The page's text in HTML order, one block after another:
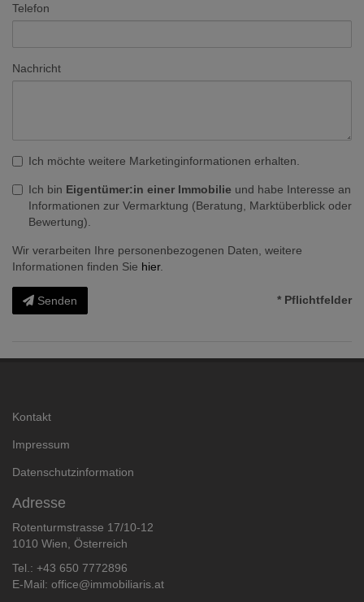
Telefon
Nachricht
Ich möchte weitere Marketinginformationen erhalten.
Ich bin Eigentümer:in einer Immobilie und habe Interesse an
Informationen zur Vermarktung (Beratung, Marktüberblick oder
Bewertung).
Wir verarbeiten Ihre personenbezogenen Daten, weitere
Informationen finden Sie hier.
Senden * Pflichtfelder
Kontakt
Impressum
Datenschutzinformation
Adresse
Rotenturmstrasse 17/10-12
1010 Wien, Österreich
Tel.: +43 650 7772896
E-Mail: office@immobiliaris.at